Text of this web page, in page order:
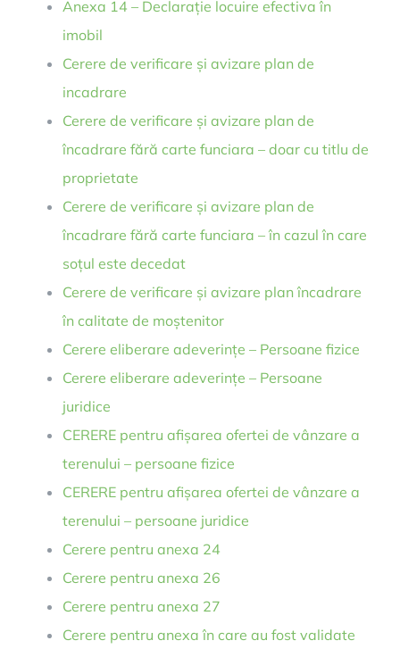
Anexa 14 – Declarație locuire efectiva în
imobil
Cerere de verificare și avizare plan de
incadrare
Cerere de verificare și avizare plan de
încadrare fără carte funciara – doar cu titlu de
proprietate
Cerere de verificare și avizare plan de
încadrare fără carte funciara – în cazul în care
soțul este decedat
Cerere de verificare și avizare plan încadrare
în calitate de moștenitor
Cerere eliberare adeverințe – Persoane fizice
Cerere eliberare adeverințe – Persoane
juridice
CERERE pentru afișarea ofertei de vânzare a
terenului – persoane fizice
CERERE pentru afișarea ofertei de vânzare a
terenului – persoane juridice
Cerere pentru anexa 24
Cerere pentru anexa 26
Cerere pentru anexa 27
Cerere pentru anexa în care au fost validate